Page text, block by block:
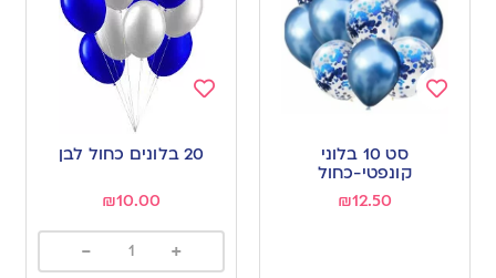
wishlist
סט 10 בלוני
קונפטי-כחול
₪12.50
20 בלונים כחול לבן
₪10.00
+
-